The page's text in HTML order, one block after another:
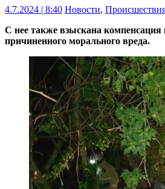
4.7.2024 | 8:40 Новости,
С нее также взыскана компенсация
причиненного морального вреда.